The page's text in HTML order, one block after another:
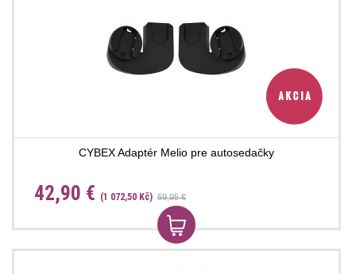
CYBEX Adaptér Melio pre autosedačky
42,90 € (1 072,50 Kč) 59,95 €